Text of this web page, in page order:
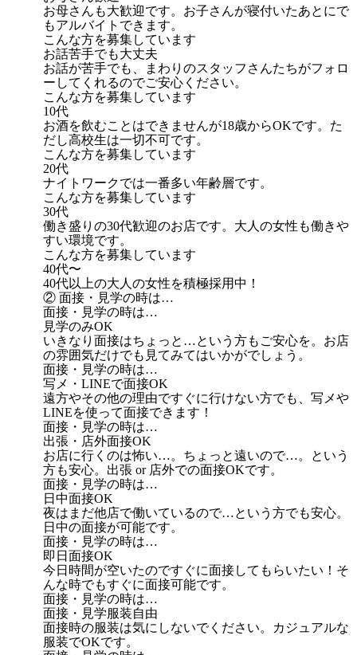
お母さんも大歓迎です。お子さんが寝付いたあとにで
もアルバイトできます。
こんな方を募集しています
お話苦手でも大丈夫
お話が苦手でも、まわりのスタッフさんたちがフォロ
ーしてくれるのでご安心ください。
こんな方を募集しています
10代
お酒を飲むことはできませんが18歳からOKです。た
だし高校生は一切不可です。
こんな方を募集しています
20代
ナイトワークでは一番多い年齢層です。
こんな方を募集しています
30代
働き盛りの30代歓迎のお店です。大人の女性も働きや
すい環境です。
こんな方を募集しています
40代〜
40代以上の大人の女性を積極採用中！
② 面接・見学の時は…
面接・見学の時は…
見学のみOK
いきなり面接はちょっと…という方もご安心を。お店
の雰囲気だけでも見てみてはいかがでしょう。
面接・見学の時は…
写メ・LINEで面接OK
遠方やその他の理由ですぐに行けない方でも、写メや
LINEを使って面接できます！
面接・見学の時は…
出張・店外面接OK
お店に行くのは怖い…。ちょっと遠いので…。という
方も安心。出張 or 店外での面接OKです。
面接・見学の時は…
日中面接OK
夜はまだ他店で働いているので…という方でも安心。
日中の面接が可能です。
面接・見学の時は…
即日面接OK
今日時間が空いたのですぐに面接してもらいたい！そ
んな時でもすぐに面接可能です。
面接・見学の時は…
面接・見学服装自由
面接時の服装は気にしないでください。カジュアルな
服装でOKです。